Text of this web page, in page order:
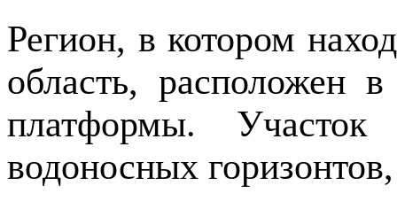
Регион, в котором
область, расположен в
платформы.
водоносных